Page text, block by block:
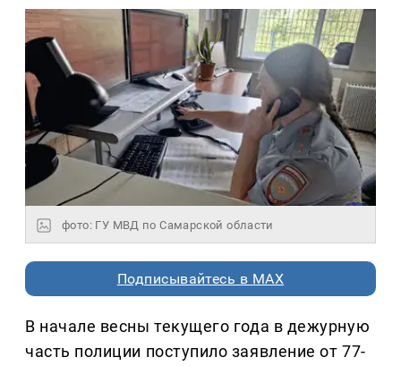
фото: ГУ МВД по Самарской области
Подписывайтесь в MAX
В начале весны текущего года в дежурную
часть полиции поступило заявление от 77-